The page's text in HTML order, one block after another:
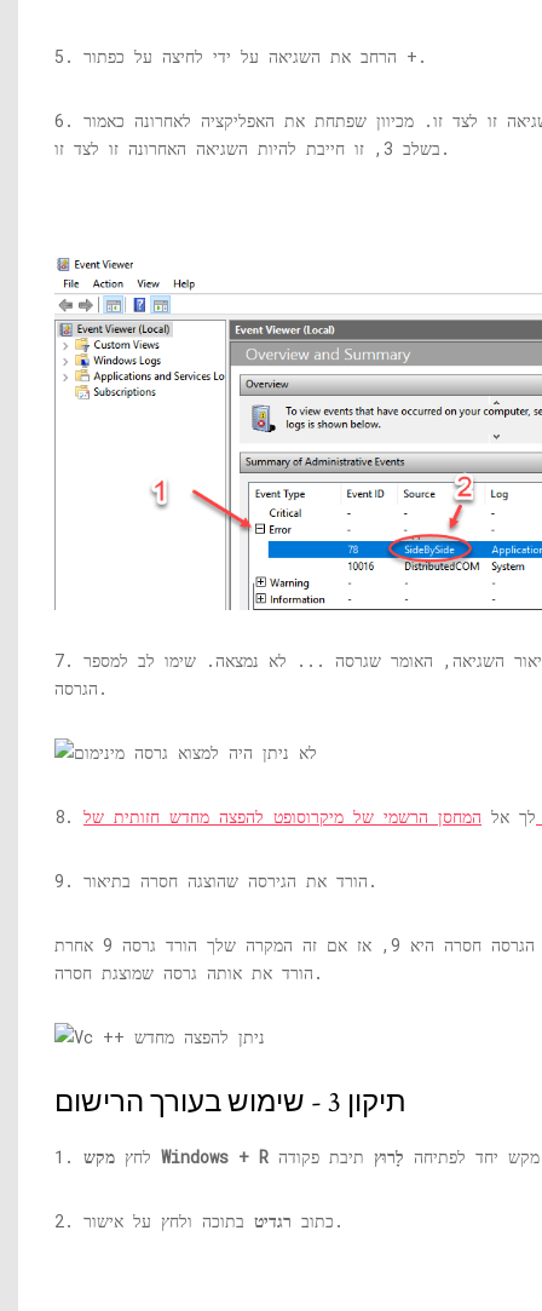
5. הרחב את השגיאה על ידי לחיצה על כפתור +.
6. לחץ פעמיים על הזנת שגיאה זו לצד זו. מכיוון שפתחת את האפליקציה לאחרונה כאמור
בשלב 3, זו חייבת להיות השגיאה האחרונה זו לצד זו.
7. בכרטיסיה כללי יוצג תיאור השגיאה, האומר שגרסה ... לא נמצאה. שימו לב למספר
הגרסה.
8. לך אל
9. הורד את הגירסה שהוצגה חסרה בתיאור.
לדוגמא בשלב 7 צילום מסך הגרסה חסרה היא 9, אז אם זה המקרה שלך הורד גרסה 9 אחרת
הורד את אותה גרסה שמוצגת חסרה.
תיקון 3 - שימוש בעורך הרישום
1. לחץ מקש Windows + R מקש יחד לפתיחה לָרוּץ
2. כתוב רגדיט בתוכה ולחץ על אישור.